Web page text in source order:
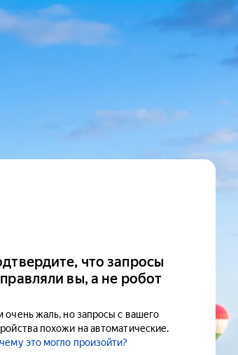
что запросы
вы, а не робот
очень жаль, но запросы с вашего
похожи на автоматические.
это могло произойти?